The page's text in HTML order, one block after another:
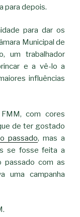
para depois.
para dar os
Municipal de
um trabalhador
e a vê-lo a
influências
com cores
de ter gostado
passado, mas a
se fosse feita a
passado com as
uma campanha